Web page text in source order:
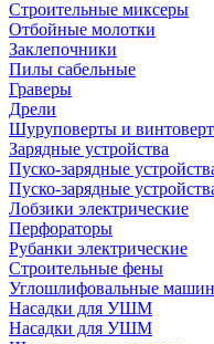
Строительные миксеры
Отбойные молотки
Заклепочники
Пилы сабельные
Граверы
Дрели
Шуруповерты и
Зарядные устройства
Пуско-зарядные
Пуско-зарядные
Лобзики электрические
Перфораторы
Рубанки электрические
Строительные фены
Углошлифовальные
Насадки для УШМ
Насадки для УШМ